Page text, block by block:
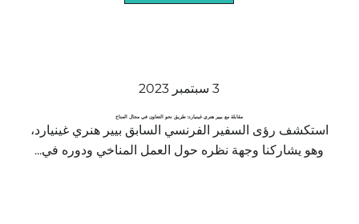
3 سبتمبر 2023
مقابلة مع بيير هنري غينيارد: طريق نحو التعاون في مجال المناخ
استكشف رؤى السفير الفرنسي السابق بيير هنري غينيارد،
وهو يشاركنا وجهة نظره حول العمل المناخي ودوره في...